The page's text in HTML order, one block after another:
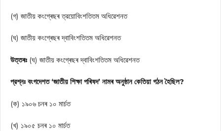
(গ) জাতীয় কংগ্ৰেছৰ ত্রয়োবিংশতিতম অধিৱেশনত
(ঘ) জাতীয় কংগ্ৰেছৰ দ্বাবিংশতিতম অধিৱেশনত
উত্তৰঃ (ঘ) জাতীয় কংগ্ৰেছৰ দ্বাবিংশতিতম অধিৱেশনত
প্রশ্নঃ বংগদেশত ‘জাতীয় শিক্ষা পৰিষদ’ নামৰ অনুষ্ঠান কেতিয়া গঠন হৈছিল?
(ক) ১৯০৬ চনৰ ১০ মার্চত
(খ) ১৯০৫ চনৰ ১০ মার্চত